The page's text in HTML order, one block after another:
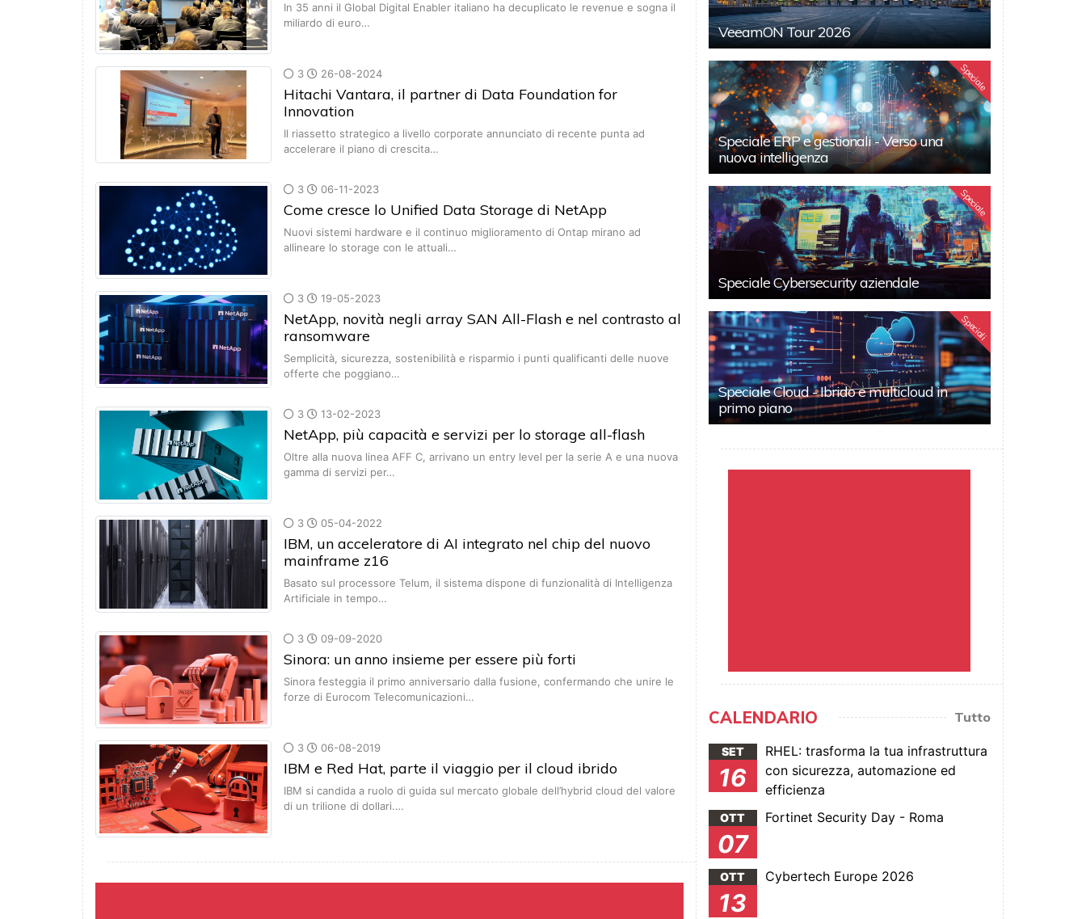
In 35 anni il Global Digital Enabler italiano ha decuplicato le revenue e sogna il
miliardo di euro…
3 26-08-2024
Hitachi Vantara, il partner di Data Foundation for
Innovation
Il riassetto strategico a livello corporate annunciato di recente punta ad
accelerare il piano di crescita…
3 06-11-2023
Come cresce lo Unified Data Storage di NetApp
Nuovi sistemi hardware e il continuo miglioramento di Ontap mirano ad
allineare lo storage con le attuali…
3 19-05-2023
NetApp, novità negli array SAN All-Flash e nel contrasto al
ransomware
Semplicità, sicurezza, sostenibilità e risparmio i punti qualificanti delle nuove
offerte che poggiano…
3 13-02-2023
NetApp, più capacità e servizi per lo storage all-flash
Oltre alla nuova linea AFF C, arrivano un entry level per la serie A e una nuova
gamma di servizi per…
3 05-04-2022
IBM, un acceleratore di AI integrato nel chip del nuovo
mainframe z16
Basato sul processore Telum, il sistema dispone di funzionalità di Intelligenza
Artificiale in tempo…
3 09-09-2020
Sinora: un anno insieme per essere più forti
Sinora festeggia il primo anniversario dalla fusione, confermando che unire le
forze di Eurocom Telecomunicazioni…
3 06-08-2019
IBM e Red Hat, parte il viaggio per il cloud ibrido
IBM si candida a ruolo di guida sul mercato globale dell’hybrid cloud del valore
di un trilione di dollari.…
VeeamON Tour 2026
Speciale
Speciale ERP e gestionali - Verso una
nuova intelligenza
Speciale
Speciale Cybersecurity aziendale
Speciali
Speciale Cloud - Ibrido e multicloud in
primo piano
CALENDARIO Tutto
SET
16
RHEL: trasforma la tua infrastruttura
con sicurezza, automazione ed
efficienza
OTT
07
Fortinet Security Day - Roma
OTT
13
Cybertech Europe 2026